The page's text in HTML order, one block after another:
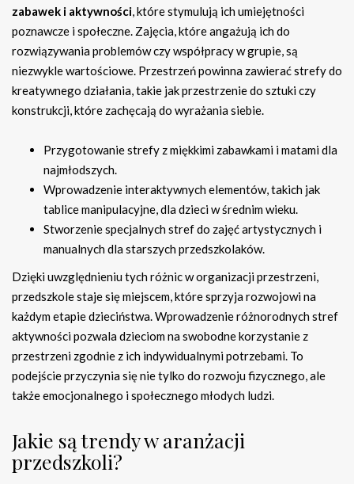
zabawek i aktywności, które stymulują ich umiejętności
poznawcze i społeczne. Zajęcia, które angażują ich do
rozwiązywania problemów czy współpracy w grupie, są
niezwykle wartościowe. Przestrzeń powinna zawierać strefy do
kreatywnego działania, takie jak przestrzenie do sztuki czy
konstrukcji, które zachęcają do wyrażania siebie.
Przygotowanie strefy z miękkimi zabawkami i matami dla
najmłodszych.
Wprowadzenie interaktywnych elementów, takich jak
tablice manipulacyjne, dla dzieci w średnim wieku.
Stworzenie specjalnych stref do zajęć artystycznych i
manualnych dla starszych przedszkolaków.
Dzięki uwzględnieniu tych różnic w organizacji przestrzeni,
przedszkole staje się miejscem, które sprzyja rozwojowi na
każdym etapie dzieciństwa. Wprowadzenie różnorodnych stref
aktywności pozwala dzieciom na swobodne korzystanie z
przestrzeni zgodnie z ich indywidualnymi potrzebami. To
podejście przyczynia się nie tylko do rozwoju fizycznego, ale
także emocjonalnego i społecznego młodych ludzi.
Jakie są trendy w aranżacji
przedszkoli?